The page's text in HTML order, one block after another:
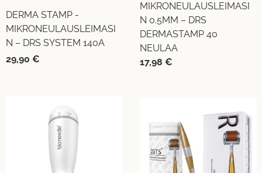
DERMA STAMP -
MIKRONEULAUSLEIMASI
N – DRS SYSTEM 140A
29,90 €
MIKRONEULAUSLEIMASI
N 0.5MM – DRS
DERMASTAMP 40
NEULAA
17,98 €